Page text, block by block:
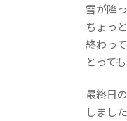
雪が降
ちょっ
終わっ
とって
最終日
しまし